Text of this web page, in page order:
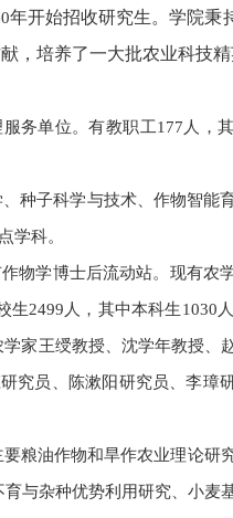
年开始招收研究生。学院秉
，培养了一大批农业科技
务单位。有教职工177人，
种子科学与技术、作物智能
学科。
物学博士后流动站。现有农
2499人，其中本科生1030
家王绶教授、沈学年教授、
究员、陈漱阳研究员、李璋
粮油作物和旱作农业理论研
与杂种优势利用研究、小麦